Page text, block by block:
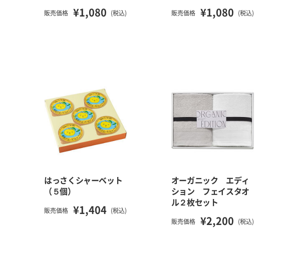
販売価格 ¥1,080 (税込) 販売価格 ¥1,080 (税込)
はっさくシャーベット
（５個）
販売価格 ¥1,404 (税込)
オーガニック エディ
ション フェイスタオ
ル２枚セット
販売価格 ¥2,200 (税込)